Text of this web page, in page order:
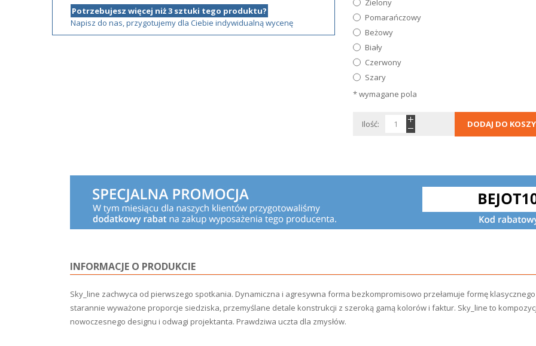
Potrzebujesz więcej niż 3 sztuki tego produktu?
Napisz do nas, przygotujemy dla Ciebie indywidualną wycenę
Zielony
Pomarańczowy
Beżowy
Biały
Czerwony
Szary
* wymagane pola
Ilość: DODAJ DO
INFORMACJE O PRODUKCIE
Sky_line zachwyca od pierwszego spotkania. Dynamiczna i agresywna forma bezkompromisowo przełamuje formę
starannie wyważone proporcje siedziska, przemyślane detale konstrukcji z szeroką gamą kolorów i faktur. Sky_line to
nowoczesnego designu i odwagi projektanta. Prawdziwa uczta dla zmysłów.